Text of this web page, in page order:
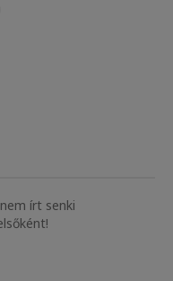
írt senki